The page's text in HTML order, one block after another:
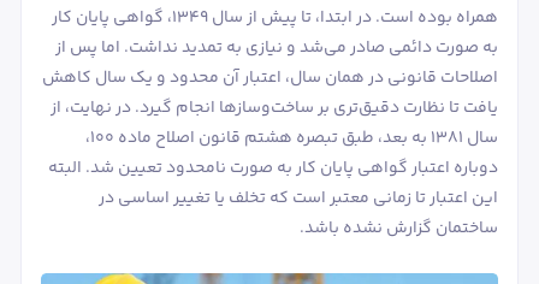
همراه بوده است. در ابتدا، تا پیش از سال ۱۳۴۹، گواهی پایان کار
به صورت دائمی صادر می‌شد و نیازی به تمدید نداشت. اما پس از
اصلاحات قانونی در همان سال، اعتبار آن محدود و یک سال کاهش
یافت تا نظارت دقیق‌تری بر ساخت‌وسازها انجام گیرد. در نهایت، از
سال ۱۳۸۱ به بعد، طبق تبصره هشتم قانون اصلاح ماده ۱۰۰،
دوباره اعتبار گواهی پایان کار به صورت نامحدود تعیین شد. البته
این اعتبار تا زمانی معتبر است که تخلف یا تغییر اساسی در
ساختمان گزارش نشده باشد.